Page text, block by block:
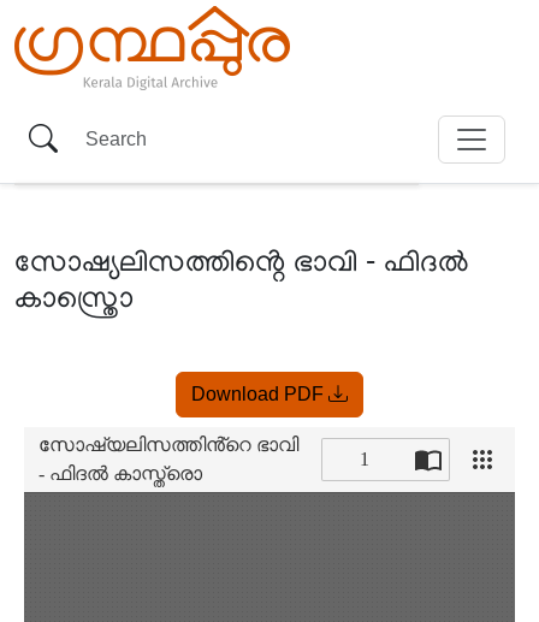
സോഷ്യലിസത്തിൻ്റെ ഭാവി - ഫിദൽ
കാസ്ത്രൊ
Download PDF